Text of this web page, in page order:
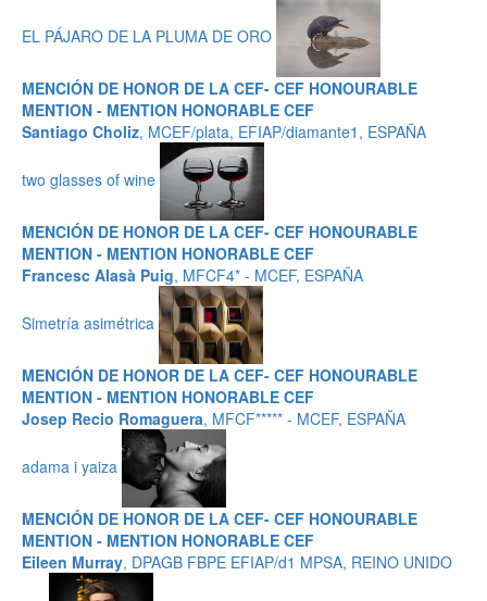
EL PÁJARO DE LA PLUMA DE ORO
MENCIÓN DE HONOR DE LA CEF- CEF HONOURABLE
MENTION - MENTION HONORABLE CEF
Santiago Choliz, MCEF/plata, EFIAP/diamante1, ESPAÑA
two glasses of wine
MENCIÓN DE HONOR DE LA CEF- CEF HONOURABLE
MENTION - MENTION HONORABLE CEF
Francesc Alasà Puig, MFCF4* - MCEF, ESPAÑA
Simetría asimétrica
MENCIÓN DE HONOR DE LA CEF- CEF HONOURABLE
MENTION - MENTION HONORABLE CEF
Josep Recio Romaguera, MFCF***** - MCEF, ESPAÑA
adama i yaiza
MENCIÓN DE HONOR DE LA CEF- CEF HONOURABLE
MENTION - MENTION HONORABLE CEF
Eileen Murray, DPAGB FBPE EFIAP/d1 MPSA, REINO UNIDO